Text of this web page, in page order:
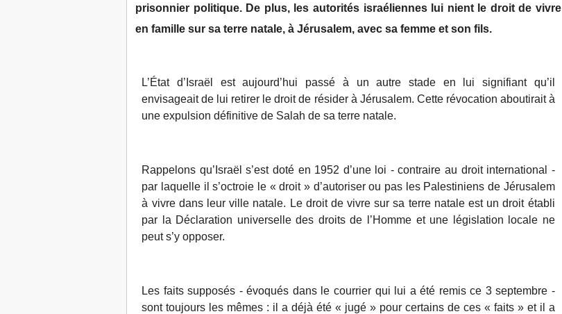
prisonnier politique. De plus, les autorités israéliennes lui nient le droit de vivre
en famille sur sa terre natale, à Jérusalem, avec sa femme et son fils.
L’État d’Israël est aujourd’hui passé à un autre stade en lui signifiant qu’il
envisageait de lui retirer le droit de résider à Jérusalem. Cette révocation aboutirait à
une expulsion définitive de Salah de sa terre natale.
Rappelons qu’Israël s’est doté en 1952 d’une loi - contraire au droit international -
par laquelle il s’octroie le « droit » d’autoriser ou pas les Palestiniens de Jérusalem
à vivre dans leur ville natale. Le droit de vivre sur sa terre natale est un droit établi
par la Déclaration universelle des droits de l’Homme et une législation locale ne
peut s’y opposer.
Les faits supposés - évoqués dans le courrier qui lui a été remis ce 3 septembre -
sont toujours les mêmes : il a déjà été « jugé » pour certains de ces « faits » et il a